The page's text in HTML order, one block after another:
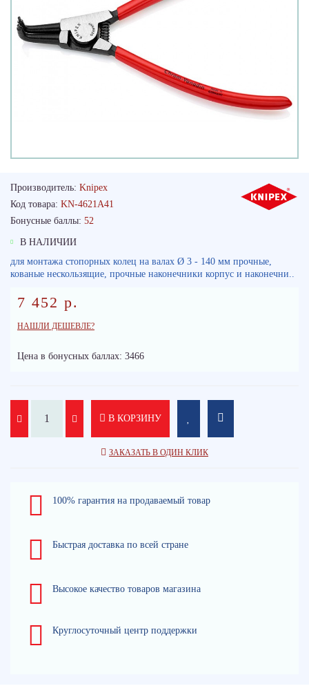
Производитель: Knipex
Код товара: KN-4621A41
Бонусные баллы: 52
В НАЛИЧИИ
для монтажа стопорных колец на валах Ø 3 - 140 мм прочные,
кованые нескользящие, прочные наконечники корпус и наконечни..
7 452 р.
НАШЛИ ДЕШЕВЛЕ?
Цена в бонусных баллах: 3466
В КОРЗИНУ
ЗАКАЗАТЬ В ОДИН КЛИК
100% гарантия на продаваемый товар
Быстрая доставка по всей стране
Высокое качество товаров магазина
Круглосуточный центр поддержки